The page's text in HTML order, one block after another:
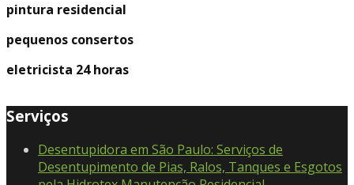
pintura residencial
pequenos consertos
eletricista 24 horas
Serviços
Desentupidora em São Paulo: Serviços de
Desentupimento de Pias, Ralos, Tanques e Esgotos